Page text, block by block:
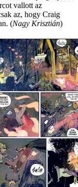
vallott az
az, hogy Craig
(Nagy Krisztián)